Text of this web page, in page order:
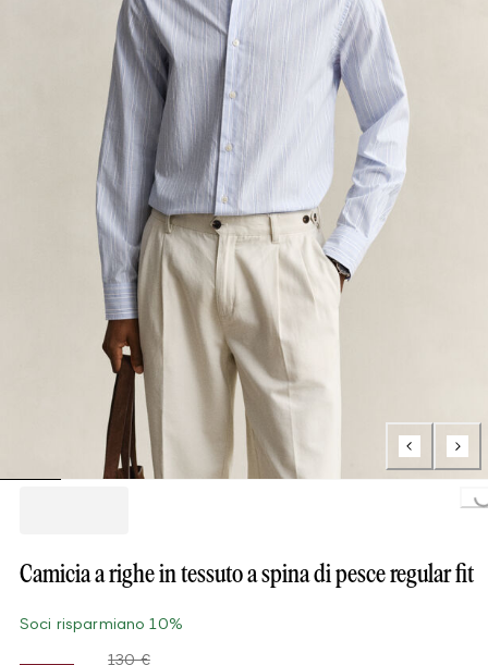
Loading...
Camicia a righe in tessuto a spina di pesce regular fit
Soci risparmiano 10%
130 €